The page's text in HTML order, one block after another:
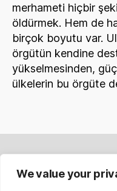
We value your
merhameti hiçbir
öldürmek. Hem de
birçok boyutu var.
örgütün kendine
yükselmesinden,
ülkelerin bu örgüte
Davet Et